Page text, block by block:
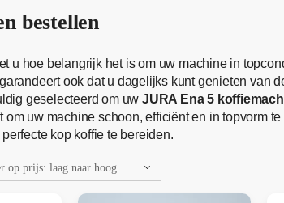
bestellen
u hoe belangrijk het is om uw machine in
ook dat u dagelijks kunt genieten van
geselecteerd om uw JURA Ena 5
uw machine schoon, efficiënt en in topvorm
kop koffie te bereiden.